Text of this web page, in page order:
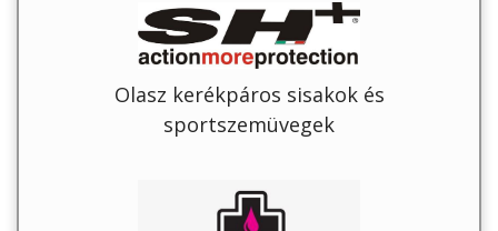
Olasz kerékpáros sisakok és
sportszemüvegek